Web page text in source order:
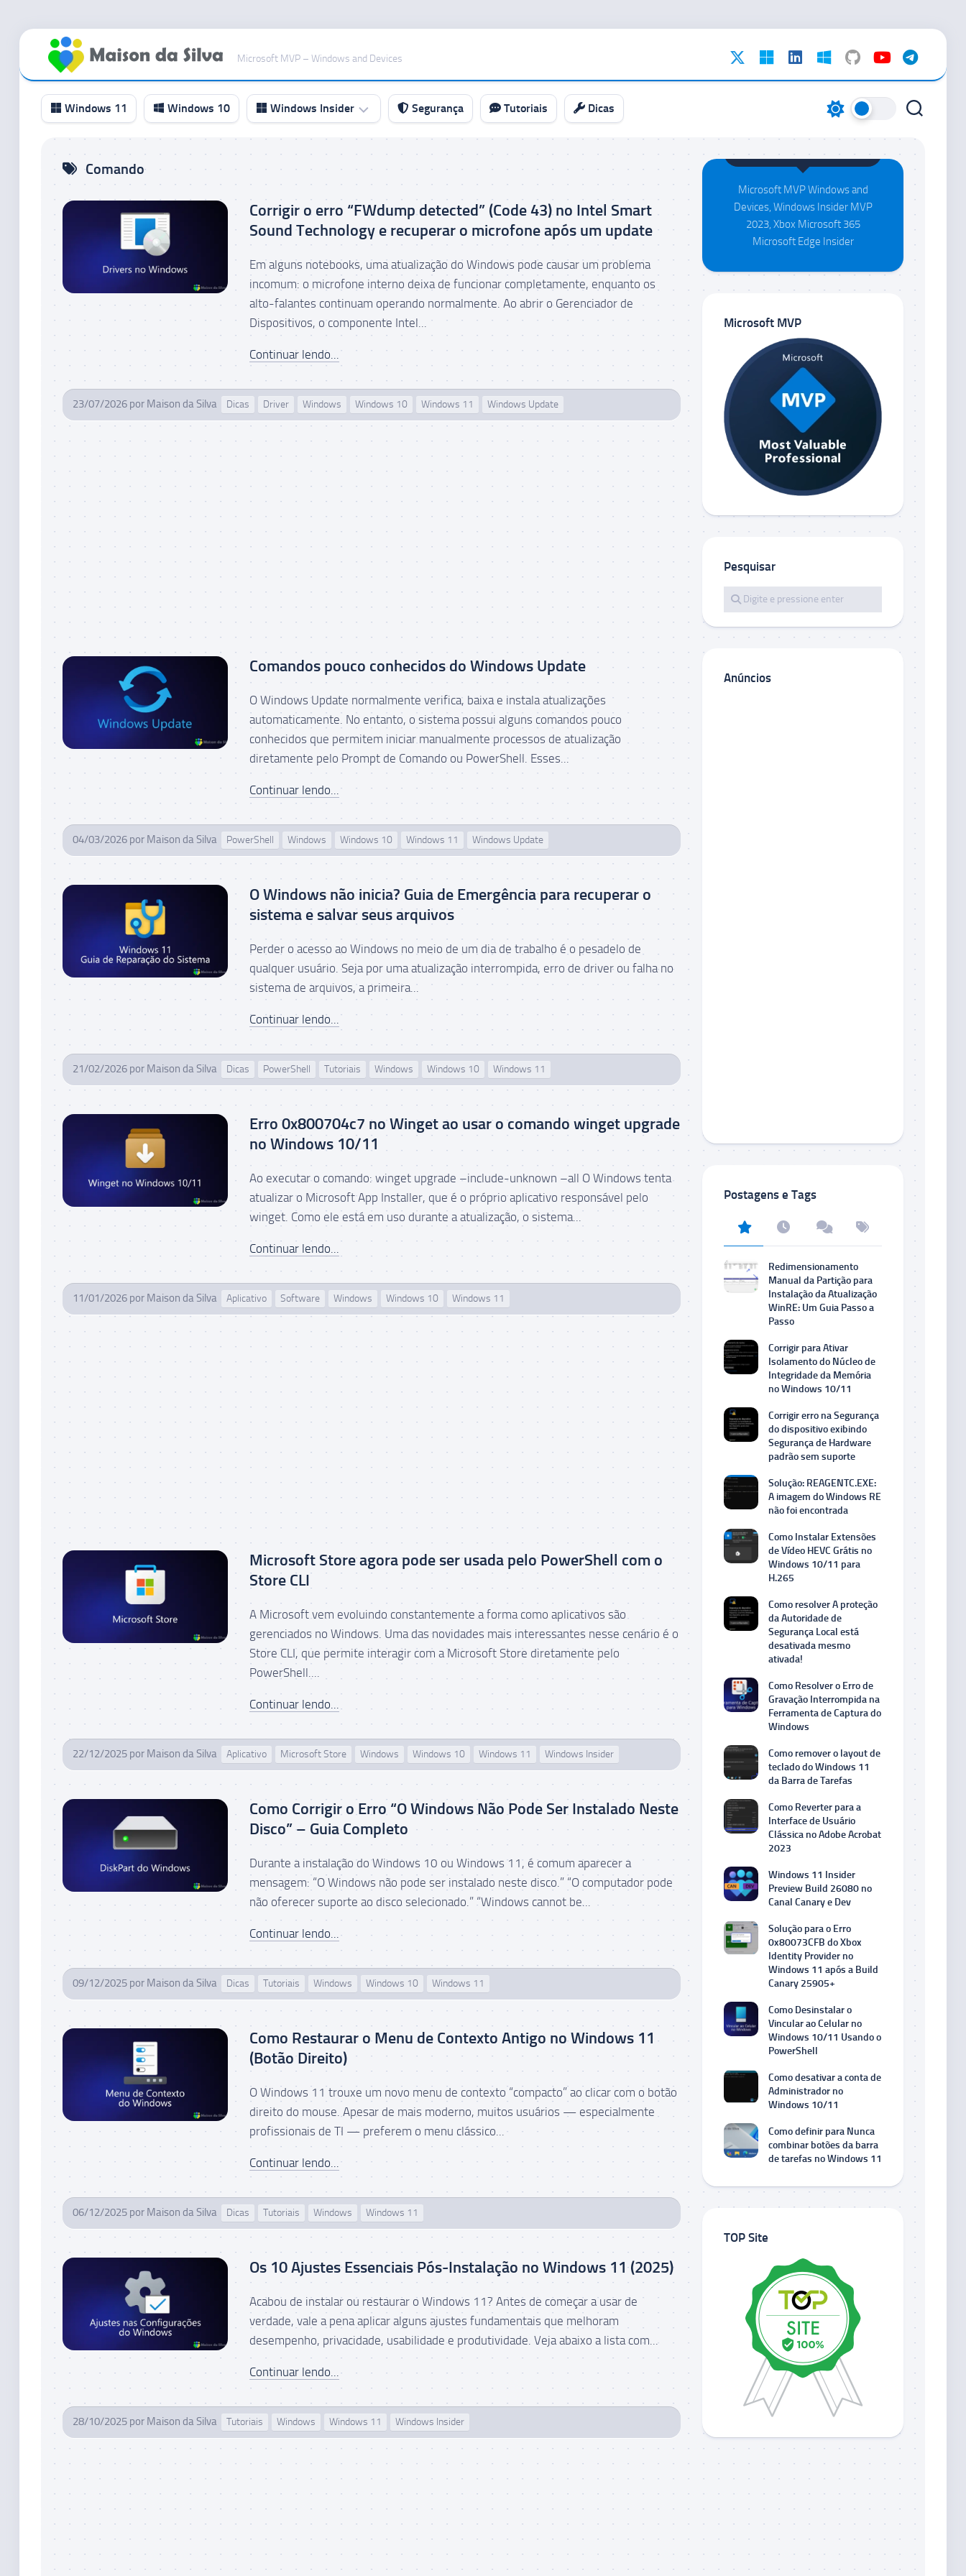
conteúdo
Microsoft MVP – Windows and Devices
Windows 11 Windows 10 Windows Insider
Canal
Beta
Canal
Canal
Canary
Segurança Tutoriais Dicas
Comando
Corrigir o erro “FWdump detected” (Code 43) no Intel Smart
Sound Technology e recuperar o microfone após um update
Em alguns notebooks, uma atualização do Windows pode causar um problema
incomum: o microfone interno deixa de funcionar completamente, enquanto os
alto-falantes continuam operando normalmente. Ao abrir o Gerenciador de
Dispositivos, o componente Intel...
Continuar lendo...
23/07/2026 por Maison da Silva Dicas Driver Windows Windows 10 Windows 11 Windows Update
Comandos pouco conhecidos do Windows Update
O Windows Update normalmente verifica, baixa e instala atualizações
automaticamente. No entanto, o sistema possui alguns comandos pouco
conhecidos que permitem iniciar manualmente processos de atualização
diretamente pelo Prompt de Comando ou PowerShell. Esses...
Continuar lendo...
04/03/2026 por Maison da Silva PowerShell Windows Windows 10 Windows 11 Windows Update
O Windows não inicia? Guia de Emergência para recuperar o
sistema e salvar seus arquivos
Perder o acesso ao Windows no meio de um dia de trabalho é o pesadelo de
qualquer usuário. Seja por uma atualização interrompida, erro de driver ou falha no
sistema de arquivos, a primeira...
Continuar lendo...
21/02/2026 por Maison da Silva Dicas PowerShell Tutoriais Windows Windows 10 Windows 11
Erro 0x800704c7 no Winget ao usar o comando winget upgrade
no Windows 10/11
Ao executar o comando: winget upgrade –include-unknown –all O Windows tenta
atualizar o Microsoft App Installer, que é o próprio aplicativo responsável pelo
winget. Como ele está em uso durante a atualização, o sistema...
Continuar lendo...
11/01/2026 por Maison da Silva Aplicativo Software Windows Windows 10 Windows 11
Microsoft Store agora pode ser usada pelo PowerShell com o
Store CLI
A Microsoft vem evoluindo constantemente a forma como aplicativos são
gerenciados no Windows. Uma das novidades mais interessantes nesse cenário é o
Store CLI, que permite interagir com a Microsoft Store diretamente pelo
PowerShell....
Continuar lendo...
22/12/2025 por Maison da Silva Aplicativo Microsoft Store Windows Windows 10 Windows 11 Windows Insider
Como Corrigir o Erro “O Windows Não Pode Ser Instalado Neste
Disco” – Guia Completo
Durante a instalação do Windows 10 ou Windows 11, é comum aparecer a
mensagem: “O Windows não pode ser instalado neste disco.” “O computador pode
não oferecer suporte ao disco selecionado.” “Windows cannot be...
Continuar lendo...
09/12/2025 por Maison da Silva Dicas Tutoriais Windows Windows 10 Windows 11
Como Restaurar o Menu de Contexto Antigo no Windows 11
(Botão Direito)
O Windows 11 trouxe um novo menu de contexto “compacto” ao clicar com o botão
direito do mouse. Apesar de mais moderno, muitos usuários — especialmente
profissionais de TI — preferem o menu clássico...
Continuar lendo...
06/12/2025 por Maison da Silva Dicas Tutoriais Windows Windows 11
Os 10 Ajustes Essenciais Pós-Instalação no Windows 11 (2025)
Acabou de instalar ou restaurar o Windows 11? Antes de começar a usar de
verdade, vale a pena aplicar alguns ajustes fundamentais que melhoram
desempenho, privacidade, usabilidade e produtividade. Veja abaixo a lista com...
Continuar lendo...
28/10/2025 por Maison da Silva Tutoriais Windows Windows 11 Windows Insider
Maison da Silva
Microsoft MVP Windows and
Devices, Windows Insider MVP
2023, Xbox Microsoft 365
Microsoft Edge Insider
Microsoft MVP
Pesquisar
Anúncios
Postagens e Tags
Redimensionamento
Manual da Partição para
Instalação da Atualização
WinRE: Um Guia Passo a
Passo
Corrigir para Ativar
Isolamento do Núcleo de
Integridade da Memória
no Windows 10/11
Corrigir erro na Segurança
do dispositivo exibindo
Segurança de Hardware
padrão sem suporte
Solução: REAGENTC.EXE:
A imagem do Windows RE
não foi encontrada
Como Instalar Extensões
de Vídeo HEVC Grátis no
Windows 10/11 para
H.265
Como resolver A proteção
da Autoridade de
Segurança Local está
desativada mesmo
ativada!
Como Resolver o Erro de
Gravação Interrompida na
Ferramenta de Captura do
Windows
Como remover o layout de
teclado do Windows 11
da Barra de Tarefas
Como Reverter para a
Interface de Usuário
Clássica no Adobe Acrobat
2023
Windows 11 Insider
Preview Build 26080 no
Canal Canary e Dev
Solução para o Erro
0x80073CFB do Xbox
Identity Provider no
Windows 11 após a Build
Canary 25905+
Como Desinstalar o
Vincular ao Celular no
Windows 10/11 Usando o
PowerShell
Como desativar a conta de
Administrador no
Windows 10/11
Como definir para Nunca
combinar botões da barra
de tarefas no Windows 11
TOP Site